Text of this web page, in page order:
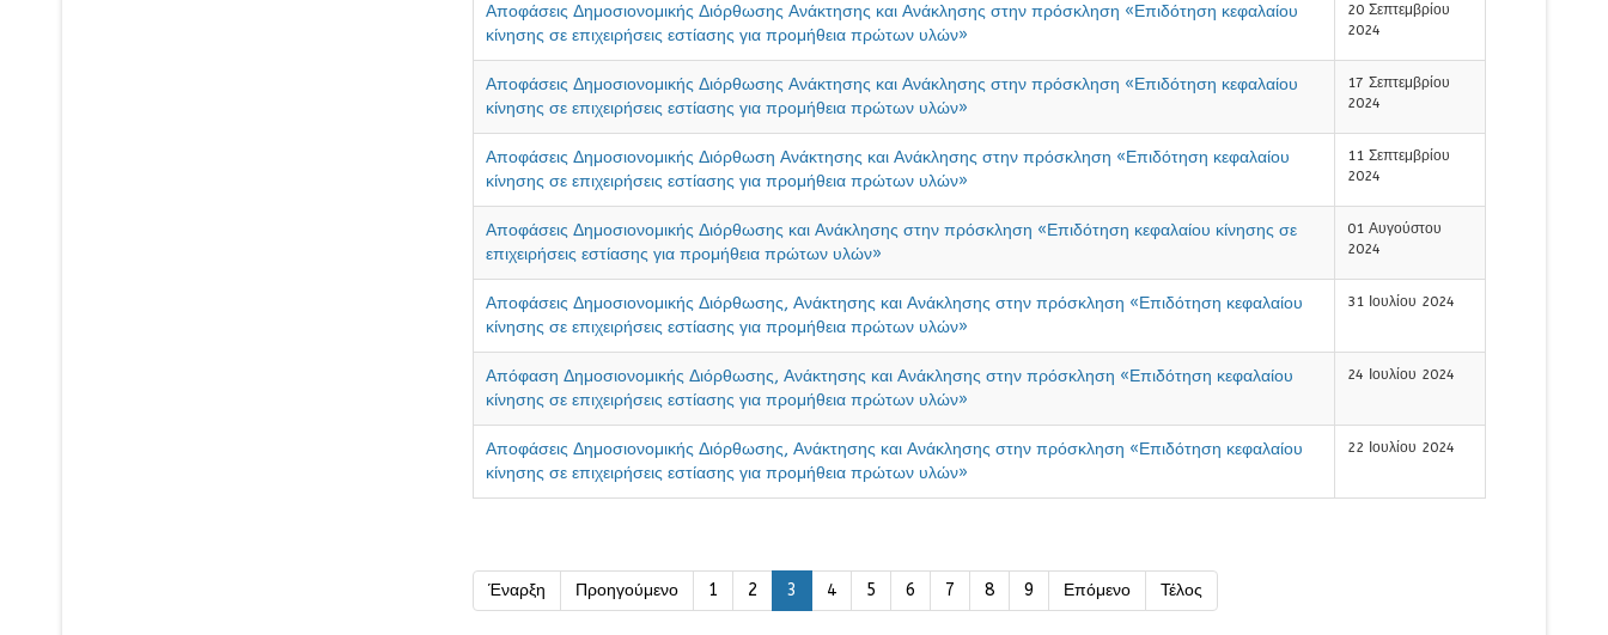
Αποφάσεις Δημοσιονομικής Διόρθωσης Ανάκτησης και Ανάκλησης στην πρόσκληση «Επιδότηση κεφαλαίου
κίνησης σε επιχειρήσεις εστίασης για προμήθεια πρώτων υλών»
20 Σεπτεμβρίου
2024
Αποφάσεις Δημοσιονομικής Διόρθωσης Ανάκτησης και Ανάκλησης στην πρόσκληση «Επιδότηση κεφαλαίου
κίνησης σε επιχειρήσεις εστίασης για προμήθεια πρώτων υλών»
17 Σεπτεμβρίου
2024
Αποφάσεις Δημοσιονομικής Διόρθωση Ανάκτησης και Ανάκλησης στην πρόσκληση «Επιδότηση κεφαλαίου
κίνησης σε επιχειρήσεις εστίασης για προμήθεια πρώτων υλών»
11 Σεπτεμβρίου
2024
Αποφάσεις Δημοσιονομικής Διόρθωσης και Ανάκλησης στην πρόσκληση «Επιδότηση κεφαλαίου κίνησης σε
επιχειρήσεις εστίασης για προμήθεια πρώτων υλών»
01 Αυγούστου
2024
Αποφάσεις Δημοσιονομικής Διόρθωσης, Ανάκτησης και Ανάκλησης στην πρόσκληση «Επιδότηση κεφαλαίου
κίνησης σε επιχειρήσεις εστίασης για προμήθεια πρώτων υλών»
31 Ιουλίου 2024
Απόφαση Δημοσιονομικής Διόρθωσης, Ανάκτησης και Ανάκλησης στην πρόσκληση «Επιδότηση κεφαλαίου
κίνησης σε επιχειρήσεις εστίασης για προμήθεια πρώτων υλών»
24 Ιουλίου 2024
Αποφάσεις Δημοσιονομικής Διόρθωσης, Ανάκτησης και Ανάκλησης στην πρόσκληση «Επιδότηση κεφαλαίου
κίνησης σε επιχειρήσεις εστίασης για προμήθεια πρώτων υλών»
22 Ιουλίου 2024
Έναρξη Προηγούμενο 1 2 3 4 5 6 7 8 9 Επόμενο Τέλος